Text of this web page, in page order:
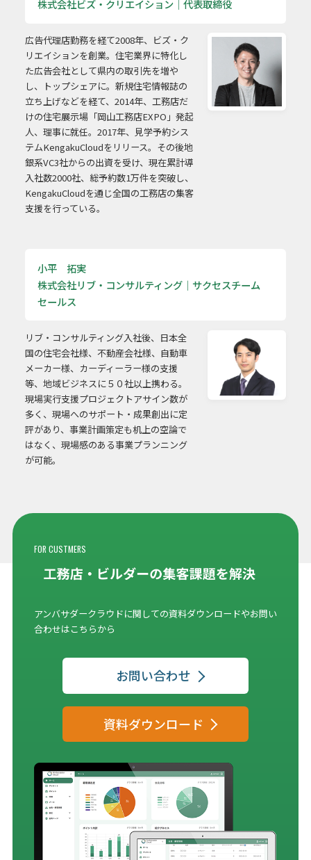
株式会社ビズ・クリエイション｜代表取締役
広告代理店勤務を経て2008年、ビズ・ク
リエイションを創業。住宅業界に特化し
た広告会社として県内の取引先を増や
し、トップシェアに。新規住宅情報誌の
立ち上げなどを経て、2014年、工務店だ
けの住宅展示場「岡山工務店EXPO」発起
人、理事に就任。2017年、見学予約シス
テムKengakuCloudをリリース。その後地
銀系VC3社からの出資を受け、現在累計導
入社数2000社、総予約数1万件を突破し、
KengakuCloudを通じ全国の工務店の集客
支援を行っている。
小平 拓実
株式会社リブ・コンサルティング｜サクセスチーム
セールス
リブ・コンサルティング入社後、日本全
国の住宅会社様、不動産会社様、自動車
メーカー様、カーディーラー様の支援
等、地域ビジネスに５０社以上携わる。
現場実行支援プロジェクトアサイン数が
多く、現場へのサポート・成果創出に定
評があり、事業計画策定も机上の空論で
はなく、現場感のある事業プランニング
が可能。
FOR CUSTMERS
アンバサダークラウドに関しての資料ダウンロードやお問い
合わせはこちらから
お問い合わせ
資料ダウンロード